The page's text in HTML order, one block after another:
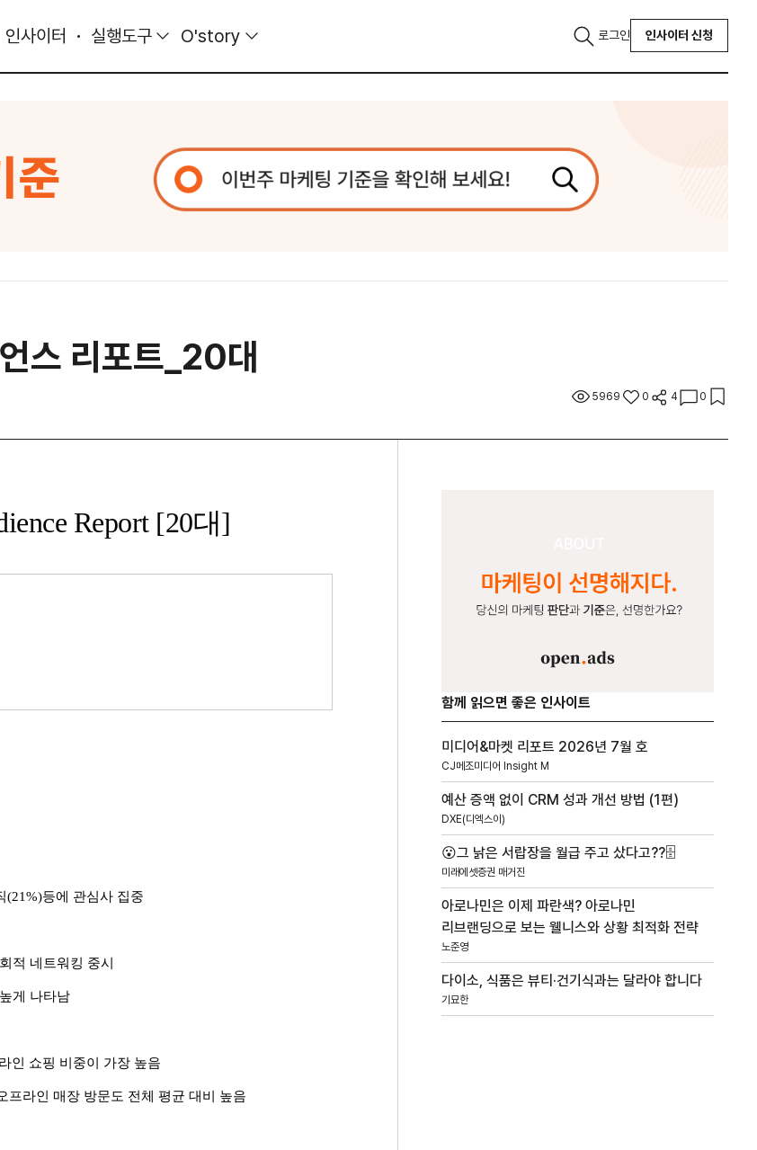
인사이터 실행도구 O'story 로그인 인사이터 신청
스 리포트_20대
5969 0 4 0
Report [20대]
(21%)등에 관심사 집중
적 네트워킹 중시
게 나타남
인 쇼핑 비중이 가장 높음
프라인 매장 방문도 전체 평균 대비 높음
함께 읽으면 좋은 인사이트
미디어&마켓 리포트 2026년 7월 호
CJ메조미디어 Insight M
예산 증액 없이 CRM 성과 개선 방법 (1편)
DXE(디엑스이)
😮그 낡은 서랍장을 월급 주고 샀다고??🗄️
미래에셋증권 매거진
아로나민은 이제 파란색? 아로나민
리브랜딩으로 보는 웰니스와 상황 최적화 전략
노준영
다이소, 식품은 뷰티·건기식과는 달라야 합니다
기묘한